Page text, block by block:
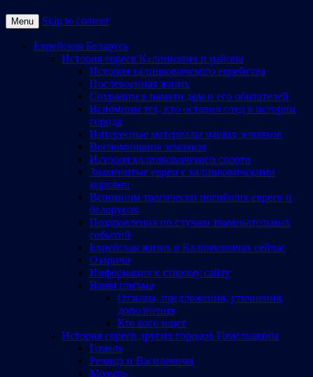
Menu Skip to content
Еврейская Беларусь
История евреев Калинкович и района
История калинковичского еврейства
Послевоенная жизнь
Сохраним в памяти дом и его обитателей
Вспомним тех, кто оставил след в истории
города
Интересные материалы наших земляков
Воспоминания земляков
История калинковичского спорта
Знаменитые евреи с калинковичскими
корнями
Вспомним трагически погибших евреев и
белорусов
Поздравления по случаю знаменательных
событий
Еврейская жизнь в Калинковичах сейчас
Озаричи
Информация к старому сайту
Ваши письма
Отзывы, предложения, уточнения,
дополнения
Кто кого ищет
История евреев других городов Гомельщины
Гомель
Речица и Василевичи
Мозырь